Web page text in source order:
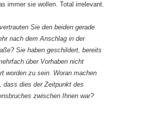
immer sie wollen. Total irrelevant.
Sie den beiden gerade
nach dem Anschlag in der
Sie haben geschildert, bereits
über Vorhaben nicht
worden zu sein. Woran machen
dass dies der Zeitpunkt des
zwischen Ihnen war?